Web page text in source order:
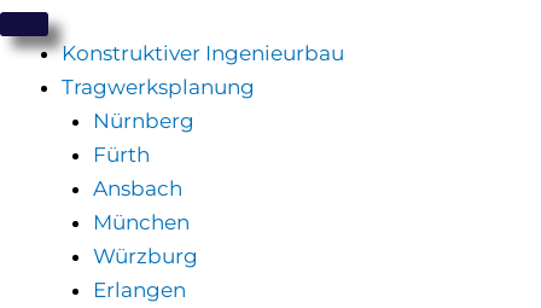
Konstruktiver Ingenieurbau
Tragwerksplanung
Nürnberg
Fürth
Ansbach
München
Würzburg
Erlangen
Zum
Inhalt
springen